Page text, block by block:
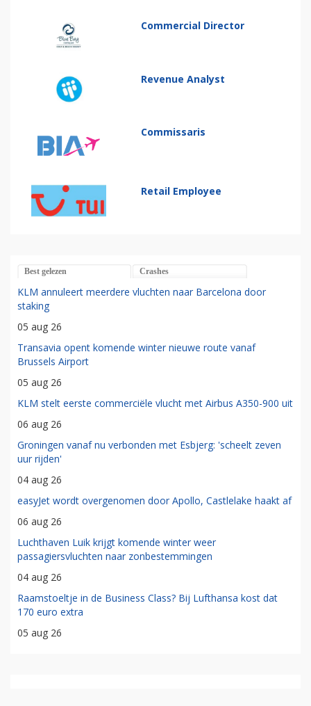
Commercial Director
Revenue Analyst
Commissaris
Retail Employee
Best gelezen Crashes
KLM annuleert meerdere vluchten naar Barcelona door
staking
05 aug 26
Transavia opent komende winter nieuwe route vanaf
Brussels Airport
05 aug 26
KLM stelt eerste commerciële vlucht met Airbus A350-900 uit
06 aug 26
Groningen vanaf nu verbonden met Esbjerg: 'scheelt zeven
uur rijden'
04 aug 26
easyJet wordt overgenomen door Apollo, Castlelake haakt af
06 aug 26
Luchthaven Luik krijgt komende winter weer
passagiersvluchten naar zonbestemmingen
04 aug 26
Raamstoeltje in de Business Class? Bij Lufthansa kost dat
170 euro extra
05 aug 26